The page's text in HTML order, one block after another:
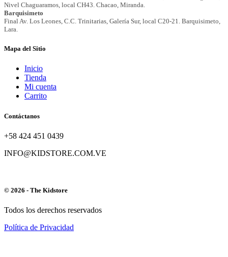
Mapa del Sitio
Inicio
Tienda
Mi cuenta
Carrito
Contáctanos
+58 424 451 0439
INFO@KIDSTORE.COM.VE
© 2026 - The Kidstore
Todos los derechos reservados
Política de Privacidad